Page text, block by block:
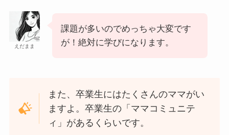
えだまま
課題が多いのでめっちゃ大変です
が！絶対に学びになります。
また、卒業生にはたくさんのママがい
ますよ。卒業生の「ママコミュニテ
ィ」があるくらいです。